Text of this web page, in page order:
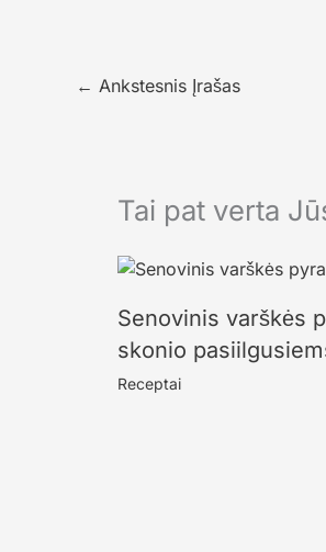
← Ankstesnis Įrašas
Tai pat verta
Senovinis varškės
skonio
Receptai